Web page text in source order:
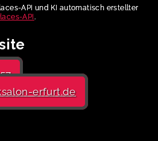
API und KI automatisch erstellter
API .
erfurt.de